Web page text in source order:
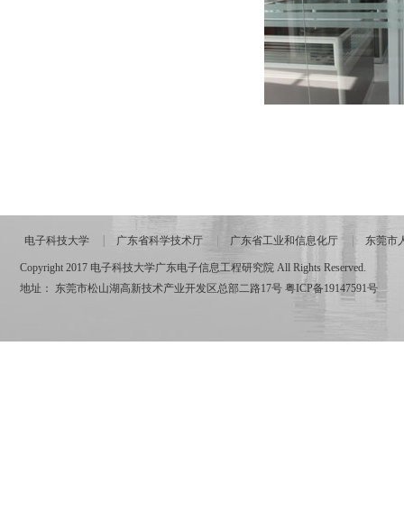
电子科技大学 广东省科学技术厅 广东省工业和信息化厅 东莞市
Copyright 2017 电子科技大学广东电子信息工程研究院 All Rights Reserved.
地址： 东莞市松山湖高新技术产业开发区总部二路17号 粤ICP备19147591号